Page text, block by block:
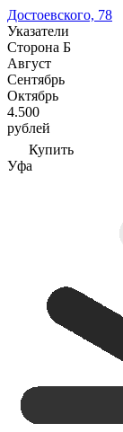
Достоевского, 78
Указатели
Сторона Б
Август
Сентябрь
Октябрь
4.500
рублей
Купить
Уфа